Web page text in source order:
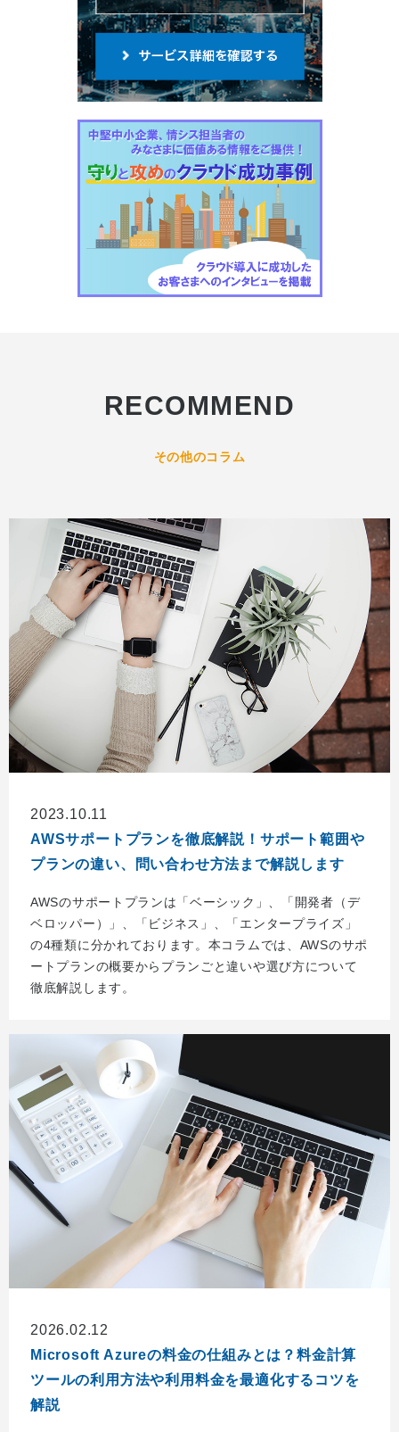
RECOMMEND
その他のコラム
2023.10.11
AWSサポートプランを徹底解説！サポート範囲や
プランの違い、問い合わせ方法まで解説します
AWSのサポートプランは「ベーシック」、「開発者（デ
ベロッパー）」、「ビジネス」、「エンタープライズ」
の4種類に分かれております。本コラムでは、AWSのサポ
ートプランの概要からプランごと違いや選び方について
徹底解説します。
2026.02.12
Microsoft Azureの料金の仕組みとは？料金計算
ツールの利用方法や利用料金を最適化するコツを
解説